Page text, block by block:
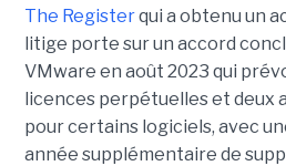
The Registerqui a obtenu un
litige porte sur un accord
VMware en août 2023 qui
licences perpétuelles et deux
pour certains logiciels, avec
année supplémentaire de